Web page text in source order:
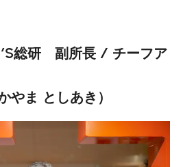
総研 副所長 / チーフア
やま としあき）